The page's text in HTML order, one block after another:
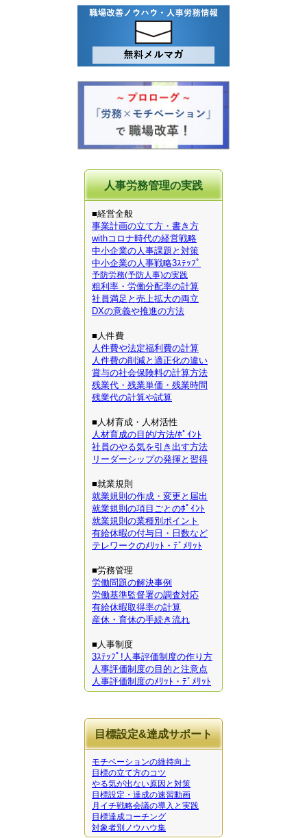
人事労務管理の実践
■経営全般
事業計画の立て方・書き方
withコロナ時代の経営戦略
中小企業の人事課題と対策
中小企業の人事戦略3ｽﾃｯﾌﾟ
予防労務(予防人事)の実践
粗利率・労働分配率の計算
社員満足と売上拡大の両立
DXの意義や推進の方法
■人件費
人件費や法定福利費の計算
人件費の削減と適正化の違い
賞与の社会保険料の計算方法
残業代・残業単価・残業時間
残業代の計算や試算
■人材育成・人材活性
人材育成の目的/方法/ﾎﾟｲﾝﾄ
社員のやる気を引き出す方法
リーダーシップの発揮と習得
■就業規則
就業規則の作成・変更と届出
就業規則の項目ごとのﾎﾟｲﾝﾄ
就業規則の業種別ポイント
有給休暇の付与日・日数など
テレワークのﾒﾘｯﾄ・ﾃﾞﾒﾘｯﾄ
■労務管理
労働問題の解決事例
労働基準監督署の調査対応
有給休暇取得率の計算
産休・育休の手続き流れ
■人事制度
3ｽﾃｯﾌﾟ!人事評価制度の作り方
人事評価制度の目的と注意点
人事評価制度のﾒﾘｯﾄ・ﾃﾞﾒﾘｯﾄ
目標設定&達成サポート
モチベーションの維持向上
目標の立て方のコツ
やる気が出ない原因と対策
目標設定・達成の速習動画
月イチ戦略会議の導入と実践
目標達成コーチング
対象者別ノウハウ集